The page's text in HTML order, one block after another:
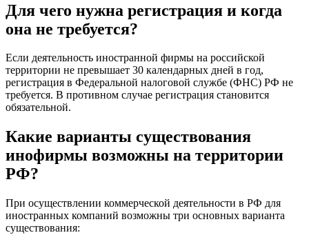
Для чего нужна регистрация и когда
она не требуется?
Если деятельность иностранной фирмы на российской
территории не превышает 30 календарных дней в год,
регистрация в Федеральной налоговой службе (ФНС) РФ не
требуется. В противном случае регистрация становится
обязательной.
Какие варианты существования
инофирмы возможны на территории
РФ?
При осуществлении коммерческой деятельности в РФ для
иностранных компаний возможны три основных варианта
существования: